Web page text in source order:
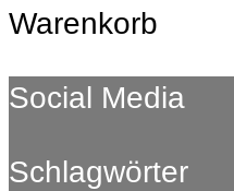
Warenkorb
Social Media
Schlagwörter